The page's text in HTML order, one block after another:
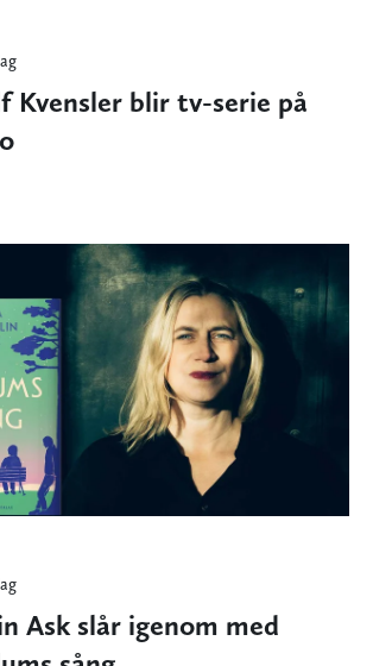
Kvensler blir tv-serie på
Ask slår igenom med